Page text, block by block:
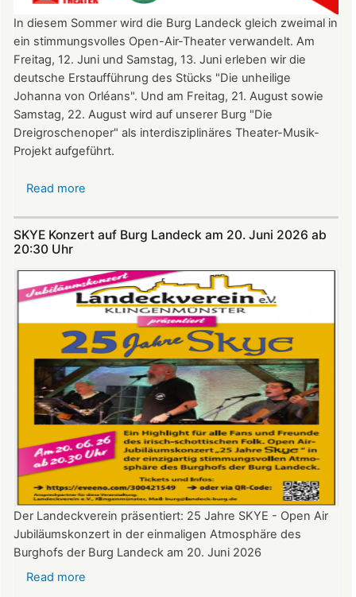
In diesem Sommer wird die Burg Landeck gleich zweimal in
ein stimmungsvolles Open-Air-Theater verwandelt. Am
Freitag, 12. Juni und Samstag, 13. Juni erleben wir die
deutsche Erstaufführung des Stücks "Die unheilige
Johanna von Orléans". Und am Freitag, 21. August sowie
Samstag, 22. August wird auf unserer Burg "Die
Dreigroschenoper" als interdisziplinäres Theater-Musik-
Projekt aufgeführt.
Read more
Theatersommer
Burg
Landeck
SKYE Konzert auf Burg Landeck am 20. Juni 2026 ab
20:30 Uhr​​​​​​​​​​​​​​
Der Landeckverein präsentiert: 25 Jahre SKYE - Open Air
Jubiläumskonzert in der einmaligen Atmosphäre des
Burghofs der Burg Landeck am 20. Juni 2026
Read more